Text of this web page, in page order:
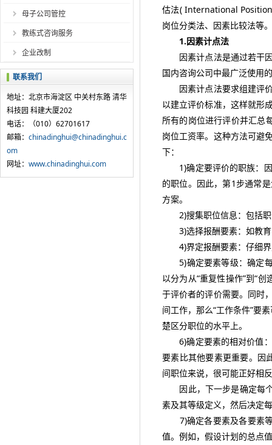
母子公司管控
教练式咨询服务
企业改制
联系我们
地址：北京市海淀区 中关村东路 清华
科技园 科建大厦202
电话：（010）62701617
邮箱： chinadinghui@chinadinghui.c
om
网址： www.chinadinghui.com
估法( International
岗位分类法、因素比较法等。
1.因素计点法
因素计点法是通过若干因
国内咨询公司中最广泛使用
因素计点法要求组建评价
以建立评价标准，这样就形
所有的岗位进行评价并汇总
岗位工资率。这种方法可避
下：
1)确定要评价的职族：因
的职位。因此，第1步通常
方案。
2)搜集职位信息：包括职
3)选择报酬要素：如教育
4)界定报酬要素：仔细界
5)确定要素等级：确定每
以分为从“重复性操作”到“
于评价者的评价需要。同时
间工作，那么“工作条件”要
楚区分职位的水平上。
6)确定要素的相对价值：
要素比其他要素更重要。因
间职位来说，很可能正好相
因此，下一步是确定每个
素及其等级定义，然后决定
7)确定各要素及各要素等
值。例如，假设计划的总点